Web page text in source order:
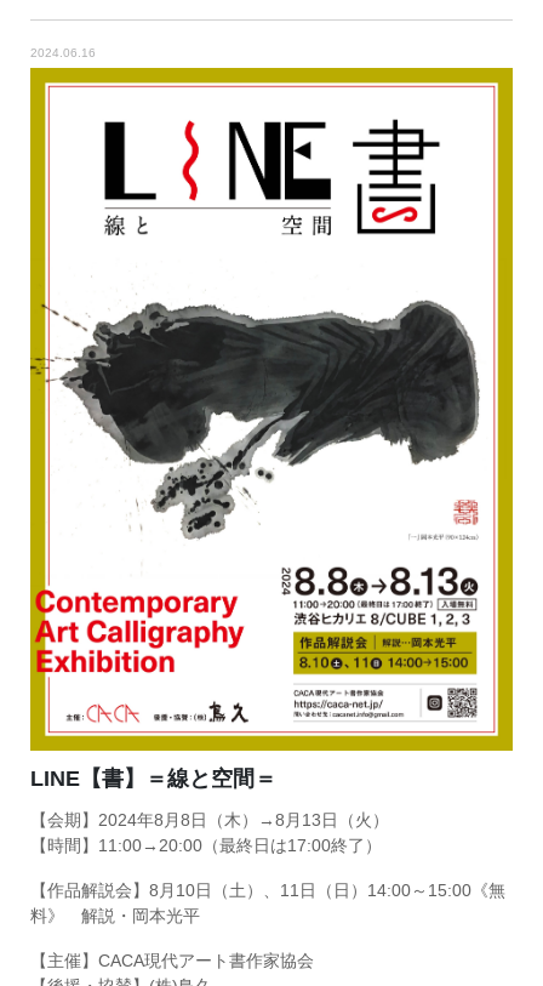
2024.06.16
LINE【書】＝線と空間＝
【会期】2024年8月8日（木）→8月13日（火）
【時間】11:00→20:00（最終日は17:00終了）
【作品解説会】8月10日（土）、11日（日）14:00～15:00《無
料》 解説・岡本光平
【主催】CACA現代アート書作家協会